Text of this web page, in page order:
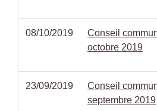
08/10/2019
Conseil
octobre 2019
23/09/2019
Conseil
septembre 2019